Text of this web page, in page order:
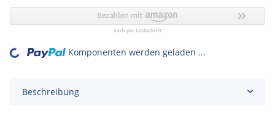
Loading... Komponenten werden geladen ...
Beschreibung